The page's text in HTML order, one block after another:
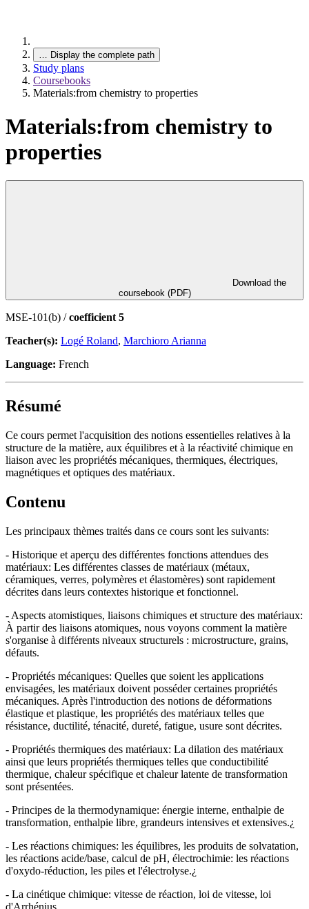
… Display the complete path
Study plans
Coursebooks
Materials:from chemistry to properties
Materials:from chemistry to
properties
coursebook (PDF)
MSE-101(b) /coefficient 5
Teacher(s): Logé Roland, Marchioro Arianna
Language: French
Résumé
Ce cours permet l'acquisition des notions essentielles relatives à la
structure de la matière, aux équilibres et à la réactivité chimique en
liaison avec les propriétés mécaniques, thermiques, électriques,
magnétiques et optiques des matériaux.
Contenu
Les principaux thèmes traités dans ce cours sont les suivants:
- Historique et aperçu des différentes fonctions attendues des
matériaux: Les différentes classes de matériaux (métaux,
céramiques, verres, polymères et élastomères) sont rapidement
décrites dans leurs contextes historique et fonctionnel.
- Aspects atomistiques, liaisons chimiques et structure des matériaux:
À partir des liaisons atomiques, nous voyons comment la matière
s'organise à différents niveaux structurels : microstructure, grains,
défauts.
- Propriétés mécaniques: Quelles que soient les applications
envisagées, les matériaux doivent posséder certaines propriétés
mécaniques. Après l'introduction des notions de déformations
élastique et plastique, les propriétés des matériaux telles que
résistance, ductilité, ténacité, dureté, fatigue, usure sont décrites.
- Propriétés thermiques des matériaux: La dilation des matériaux
ainsi que leurs propriétés thermiques telles que conductibilité
thermique, chaleur spécifique et chaleur latente de transformation
sont présentées.
- Principes de la thermodynamique: énergie interne, enthalpie de
transformation, enthalpie libre, grandeurs intensives et extensives.¿
- Les réactions chimiques: les équilibres, les produits de solvatation,
les réactions acide/base, calcul de pH, électrochimie: les réactions
d'oxydo-réduction, les piles et l'électrolyse.¿
- La cinétique chimique: vitesse de réaction, loi de vitesse, loi
d'Arrhénius.